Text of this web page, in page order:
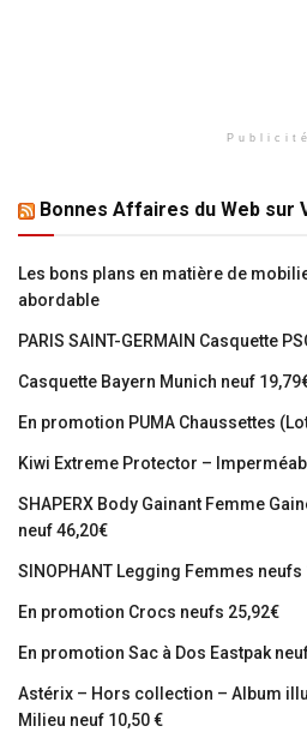
Publicité
Bonnes Affaires du Web sur
Les bons plans en matière de
abordable
PARIS SAINT-GERMAIN Casquette
Casquette Bayern Munich neuf
En promotion PUMA Chaussettes
Kiwi Extreme Protector –
SHAPERX Body Gainant Femme
neuf 46,20€
SINOPHANT Legging Femmes neufs
En promotion Crocs neufs 25,92€
En promotion Sac à Dos Eastpak
Astérix – Hors collection – Album
Milieu neuf 10,50 €